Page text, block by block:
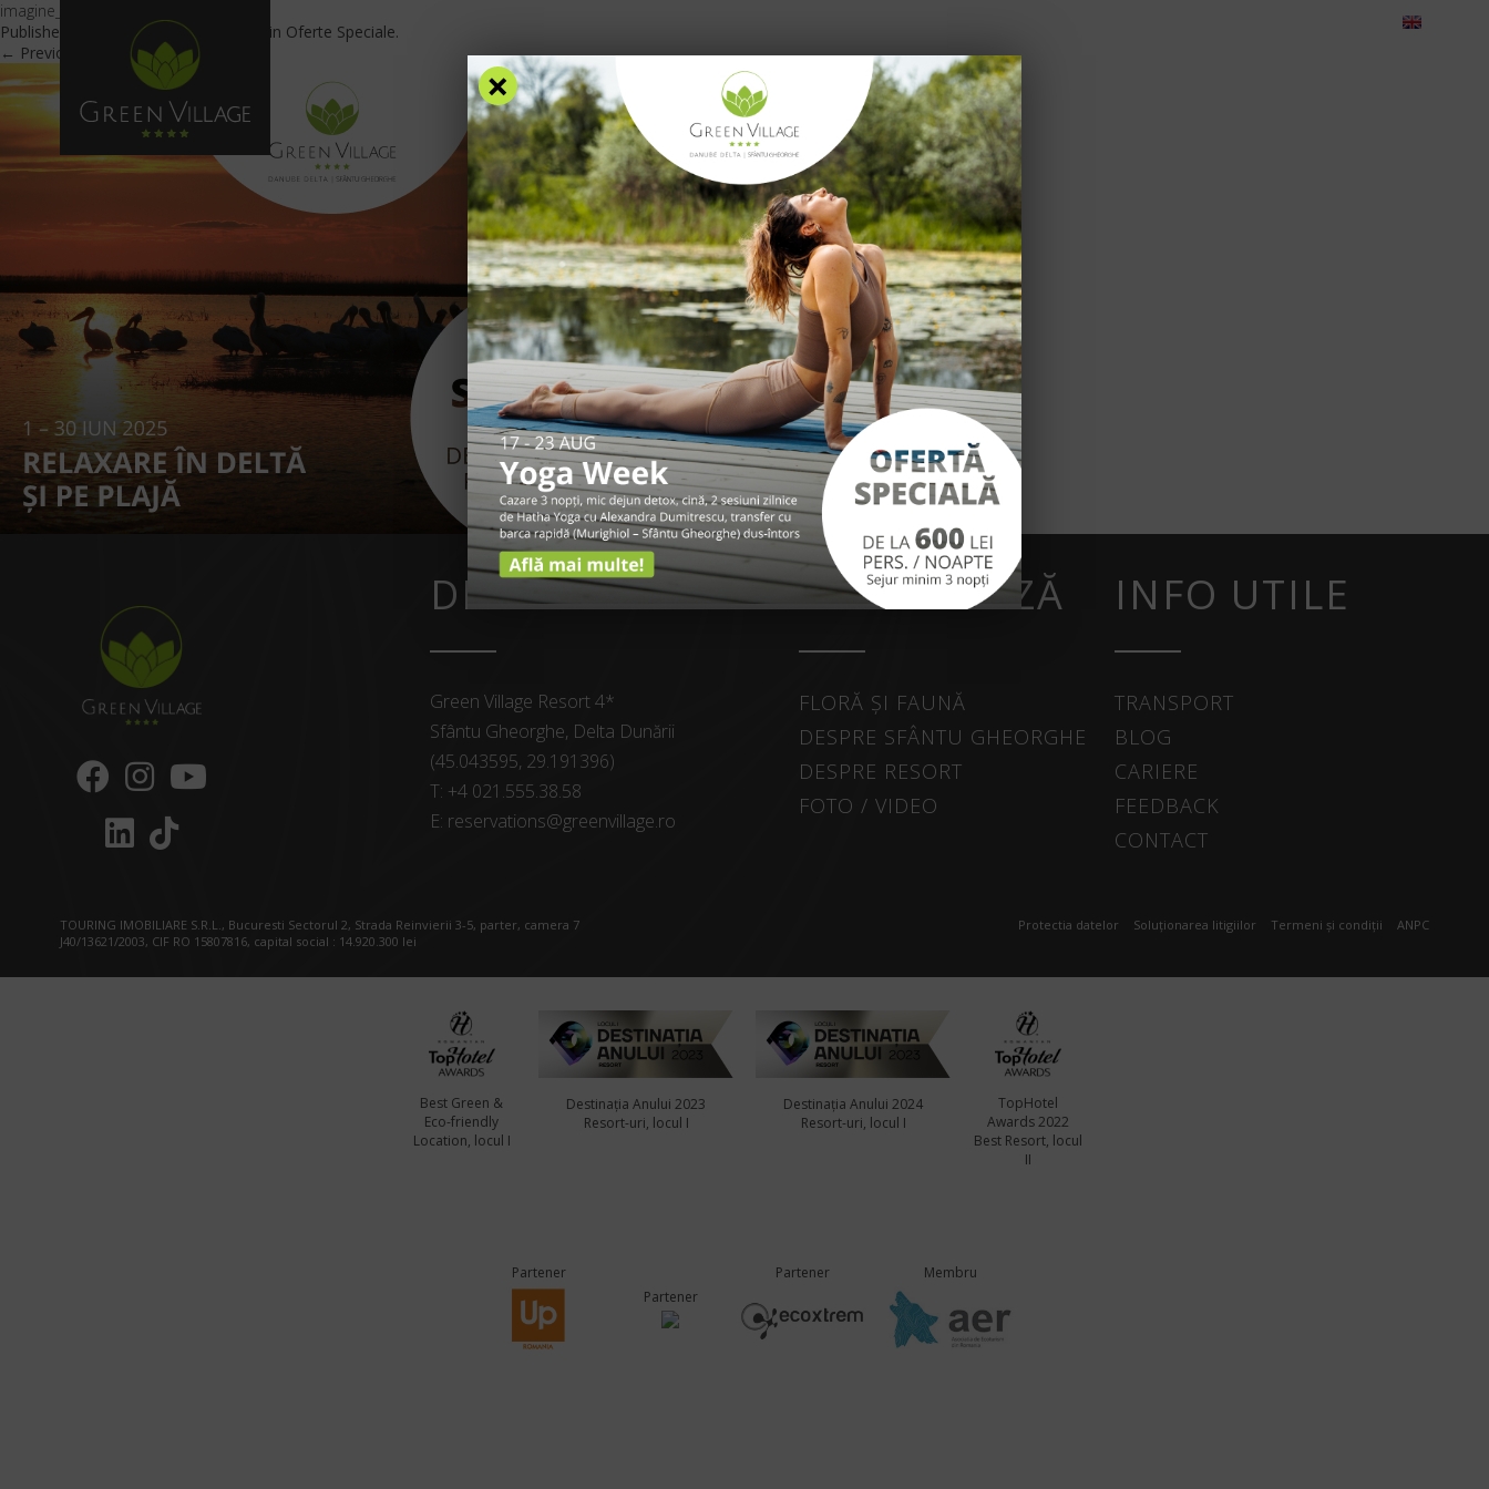
CAZARE FACILITĂȚI EXPERIENȚE TARIFE INFO UTILE CORPORATE
imagine_oferta_GV_RO-5
Published
May 30, 2025 at600 × 425 in Oferte Speciale.
← Previous
Next →
DESPRE NOI
Green Village Resort 4*
Sfântu Gheorghe, Delta Dunării
(45.043595, 29.191396)
T: +4 021.555.38.58
E: reservations@greenvillage.ro
EXPLOREAZĂ
FLORĂ ȘI FAUNĂ
DESPRE SFÂNTU GHEORGHE
DESPRE RESORT
FOTO / VIDEO
INFO UTILE
TRANSPORT
BLOG
CARIERE
FEEDBACK
CONTACT
TOURING IMOBILIARE S.R.L., Bucuresti Sectorul 2, Strada Reinvierii 3-5, parter, camera 7
J40/13621/2003, CIF RO 15807816, capital social : 14.920.300 lei
Protectia datelor Soluționarea litigiilor Termeni și condiții ANPC
Best Green &
Eco-friendly
Location, locul I
Destinația Anului 2023
Resort-uri, locul I
Destinația Anului 2024
Resort-uri, locul I
TopHotel
Awards 2022
Best Resort, locul
II
Partener
Partener
Partener Membru
×